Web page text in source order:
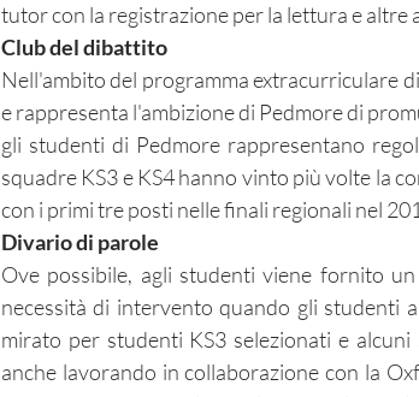
tutor con la registrazione per la lettura e altre
Club del dibattito
Nell'ambito del programma extracurriculare
e rappresenta l'ambizione di Pedmore di
gli studenti di Pedmore rappresentano
squadre KS3 e KS4 hanno vinto più volte la
con i primi tre posti nelle finali regionali nel
Divario di parole
Ove possibile, agli studenti viene fornito
necessità di intervento quando gli
mirato per studenti KS3 selezionati e
anche lavorando in collaborazione con la